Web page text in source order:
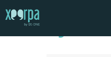
VIAJES